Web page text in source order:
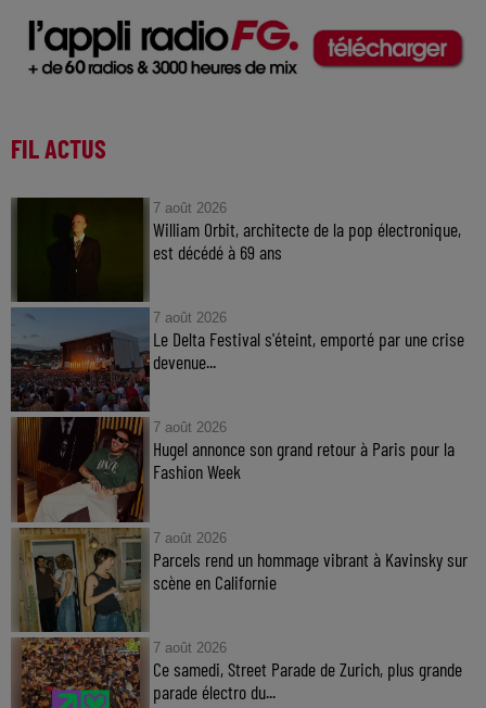
FIL ACTUS
7 août 2026
William Orbit, architecte de la pop électronique,
est décédé à 69 ans
7 août 2026
Le Delta Festival s'éteint, emporté par une crise
devenue...
7 août 2026
Hugel annonce son grand retour à Paris pour la
Fashion Week
7 août 2026
Parcels rend un hommage vibrant à Kavinsky sur
scène en Californie
7 août 2026
Ce samedi, Street Parade de Zurich, plus grande
parade électro du...